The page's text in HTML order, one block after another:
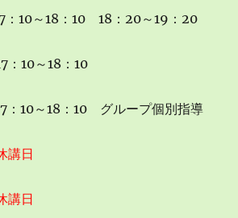
10～18：10 18：20～19：20
10～18：10
10～18：10 グループ個別指導
講日
講日